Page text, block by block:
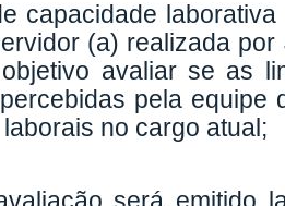
capacidade
(a) realizada
avaliar se as
pela equipe
no cargo atual;